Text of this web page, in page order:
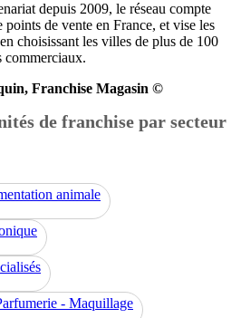
depuis 2009, le réseau compte
points de vente en France, et vise les
choisissant les villes de plus de 100
commerciaux.
Franchise Magasin ©
de franchise par secteur
animale
- Maquillage